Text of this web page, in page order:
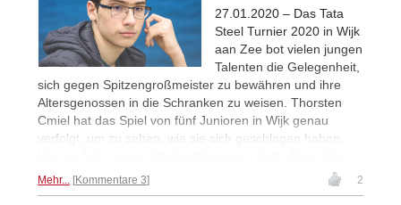
27.01.2020 – Das Tata
Steel Turnier 2020 in Wijk
aan Zee bot vielen jungen
Talenten die Gelegenheit,
sich gegen Spitzengroßmeister zu bewähren und ihre
Altersgenossen in die Schranken zu weisen. Thorsten
Cmiel hat das Spiel von fünf Junioren in Wijk genau
verfolgt, um zu sehen, wie sie sich geschlagen haben.
Mehr... Kommentare 3 2